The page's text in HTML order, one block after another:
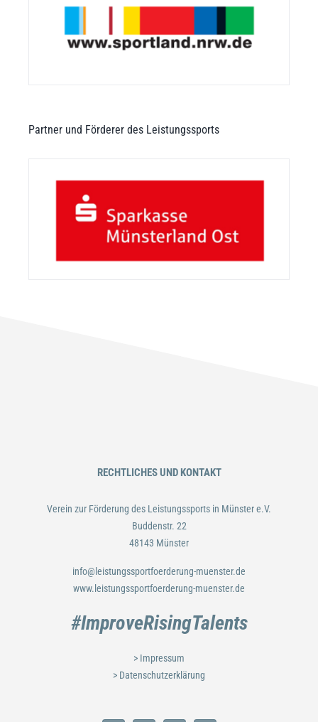
Partner und Förderer des Leistungssports
RECHTLICHES UND KONTAKT
Verein zur Förderung des Leistungssports in Münster e.V.
Buddenstr. 22
48143 Münster
info@leistungssportfoerderung-muenster.de
www.leistungssportfoerderung-muenster.de
#ImproveRisingTalents
> Impressum
> Datenschutzerklärung